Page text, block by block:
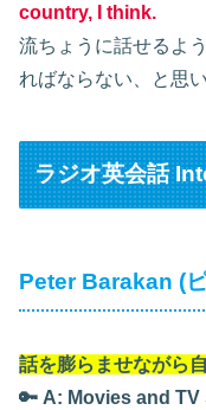
country, I think.
流ちょうに話せるよ
ればならない、と思い
ラジオ英会話
Peter Barakan (
話を膨らませながら
🔑 A: Movies and